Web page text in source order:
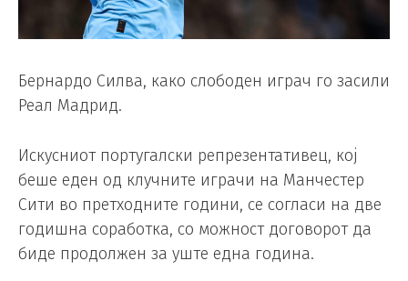
Бернардо Силва, како слободен играч го засили
Реал Мадрид.
Искусниот португалски репрезентативец, кој
беше еден од клучните играчи на Манчестер
Сити во претходните години, се согласи на две
годишна соработка, со можност договорот да
биде продолжен за уште една година.